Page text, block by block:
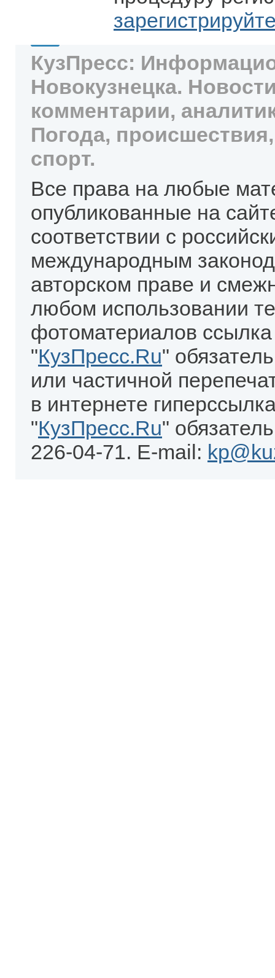
КузПресс:
Новокузнецка.
комментарии,
Погода,
спорт.
Все права на любые
опубликованные на
соответствии с
международным
авторском праве и
любом использовании
фотоматериалов
"КузПресс.Ru"
или частичной
в интернете
"КузПресс.Ru"
226-04-71. E-mail: